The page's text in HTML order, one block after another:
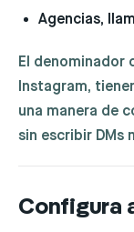
Agencias,
El denominador
Instagram,
una manera de
sin escribir DMs
Configura